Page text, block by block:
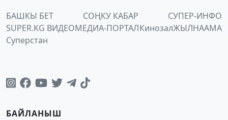
БАШКЫ БЕТ СОҢКУ КАБАР
СУПЕР-ИНФО
SUPER.KG ВИДЕОМЕДИА-ПОРТАЛКинозалЖЫЛНААМА
Суперстан
БАЙЛАНЫШ